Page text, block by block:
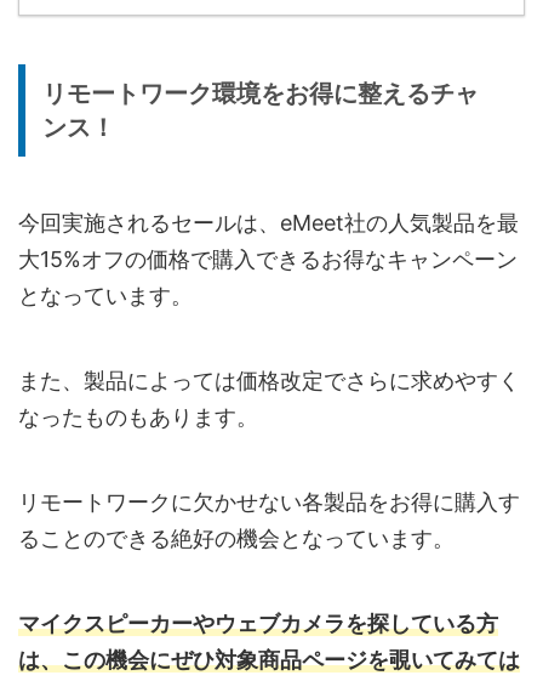
リモートワーク環境をお得に整えるチャ
ンス！
今回実施されるセールは、eMeet社の人気製品を最
大15%オフの価格で購入できるお得なキャンペーン
となっています。
また、製品によっては価格改定でさらに求めやすく
なったものもあります。
リモートワークに欠かせない各製品をお得に購入す
ることのできる絶好の機会となっています。
マイクスピーカーやウェブカメラを探している方
は、この機会にぜひ対象商品ページを覗いてみては